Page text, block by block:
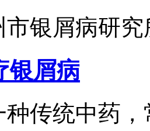
市银屑病研
银屑病
种传统中药